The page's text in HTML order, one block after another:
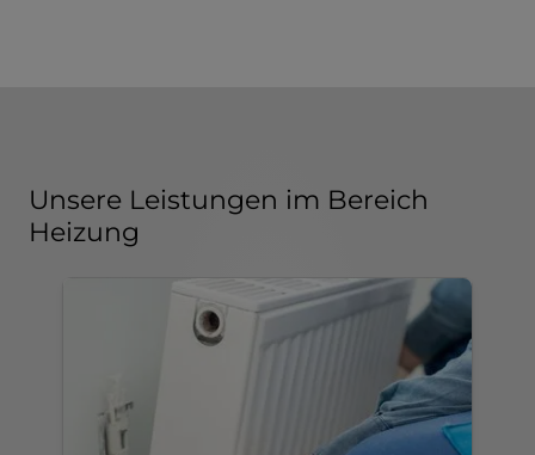
Unsere Leistungen im Bereich
Heizung